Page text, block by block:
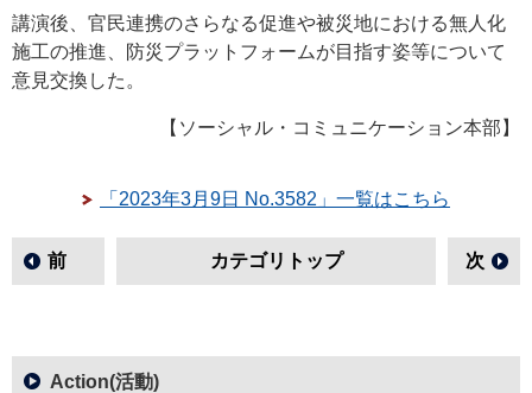
講演後、官民連携のさらなる促進や被災地における無人化
施工の推進、防災プラットフォームが目指す姿等について
意見交換した。
【ソーシャル・コミュニケーション本部】
「2023年3月9日 No.3582」一覧はこちら
前 カテゴリトップ 次
Action(活動)